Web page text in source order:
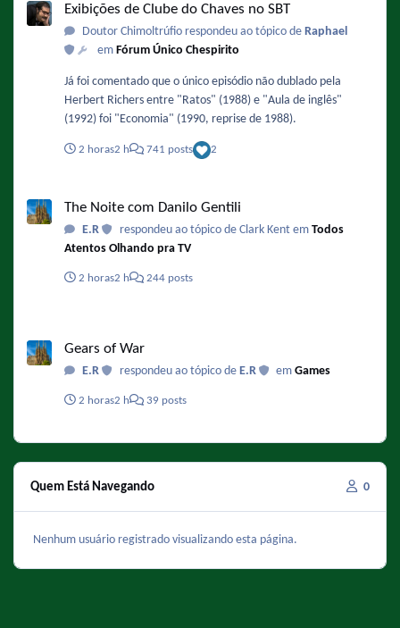
Exibições de Clube do Chaves no SBT
Doutor Chimoltrúfio respondeu ao tópico de Raphael
em Fórum Único Chespirito
Já foi comentado que o único episódio não dublado pela
Herbert Richers entre "Ratos" (1988) e "Aula de inglês"
(1992) foi "Economia" (1990, reprise de 1988).
2 horas2 h 741 posts 2
The Noite com Danilo Gentili
E.R respondeu ao tópico de Clark Kent em Todos
Atentos Olhando pra TV
2 horas2 h 244 posts
Gears of War
E.R respondeu ao tópico de E.R emGames
2 horas2 h 39 posts
Quem Está Navegando 0
Nenhum usuário registrado visualizando esta página.